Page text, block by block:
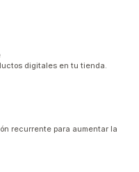
digitales en tu tienda.
recurrente para aumentar la